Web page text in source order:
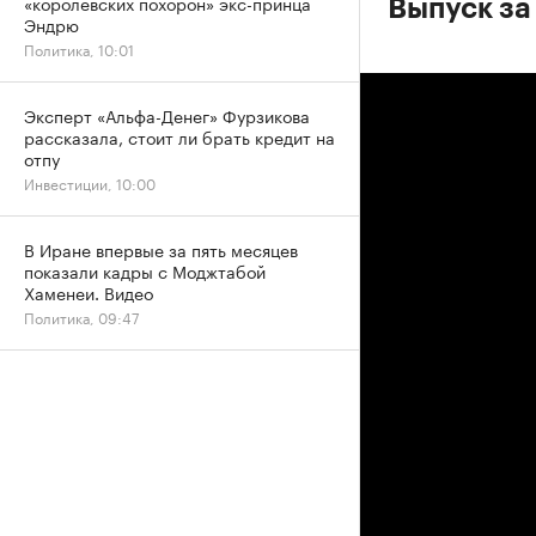
Выпуск
Эндрю
Политика, 10:01
Эксперт «Альфа-Денег» Фурзикова
рассказала, стоит ли брать кредит на
отпу
Инвестиции, 10:00
В Иране впервые за пять месяцев
показали кадры с Моджтабой
Хаменеи. Видео
Политика, 09:47